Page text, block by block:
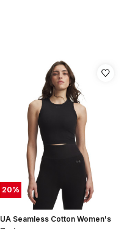
20%
UA Seamless Cotton Women's